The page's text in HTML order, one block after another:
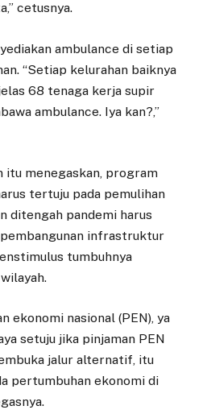
cetusnya.
ambulance di setiap
“Setiap kelurahan baiknya
68 tenaga kerja supir
ambulance. Iya kan?,”
itu menegaskan, program
tertuju pada pemulihan
ditengah pandemi harus
infrastruktur
tumbuhnya
ekonomi nasional (PEN), ya
setuju jika pinjaman PEN
jalur alternatif, itu
pertumbuhan ekonomi di